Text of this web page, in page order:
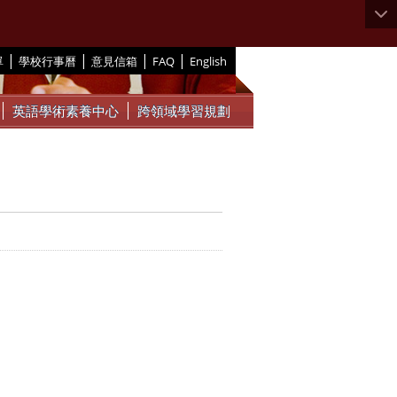
| 學校行事曆 | 意見信箱 | FAQ | English
英語學術素養中心 跨領域學習規劃